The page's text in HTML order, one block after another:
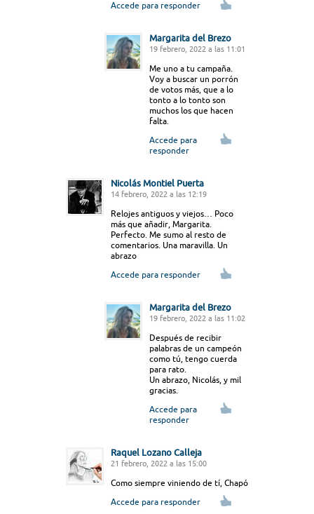
Accede para responder
Margarita del Brezo
19 febrero, 2022 a las 11:01
Me uno a tu campaña.
Voy a buscar un porrón
de votos más, que a lo
tonto a lo tonto son
muchos los que hacen
falta.
Accede para
responder
Nicolás Montiel Puerta
14 febrero, 2022 a las 12:19
Relojes antiguos y viejos… Poco
más que añadir, Margarita.
Perfecto. Me sumo al resto de
comentarios. Una maravilla. Un
abrazo
Accede para responder
Margarita del Brezo
19 febrero, 2022 a las 11:02
Después de recibir
palabras de un campeón
como tú, tengo cuerda
para rato.
Un abrazo, Nicolás, y mil
gracias.
Accede para
responder
Raquel Lozano Calleja
21 febrero, 2022 a las 15:00
Como siempre viniendo de tí, Chapó
Accede para responder